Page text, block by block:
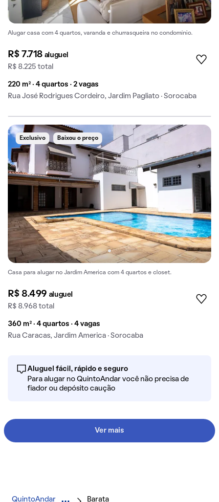
Alugar casa com 4 quartos, varanda e churrasqueira no condomínio.
R$ 7.718 aluguel
R$ 8.225 total
220 m² · 4 quartos · 2 vagas
Rua José Rodrigues Cordeiro, Jardim Pagliato · Sorocaba
Exclusivo Baixou o preço
Casa para alugar no Jardim America com 4 quartos e closet.
R$ 8.499 aluguel
R$ 8.968 total
360 m² · 4 quartos · 4 vagas
Rua Caracas, Jardim America · Sorocaba
Aluguel fácil, rápido e seguro
Para alugar no QuintoAndar você não precisa de
fiador ou depósito caução
Ver mais
QuintoAndar Barata